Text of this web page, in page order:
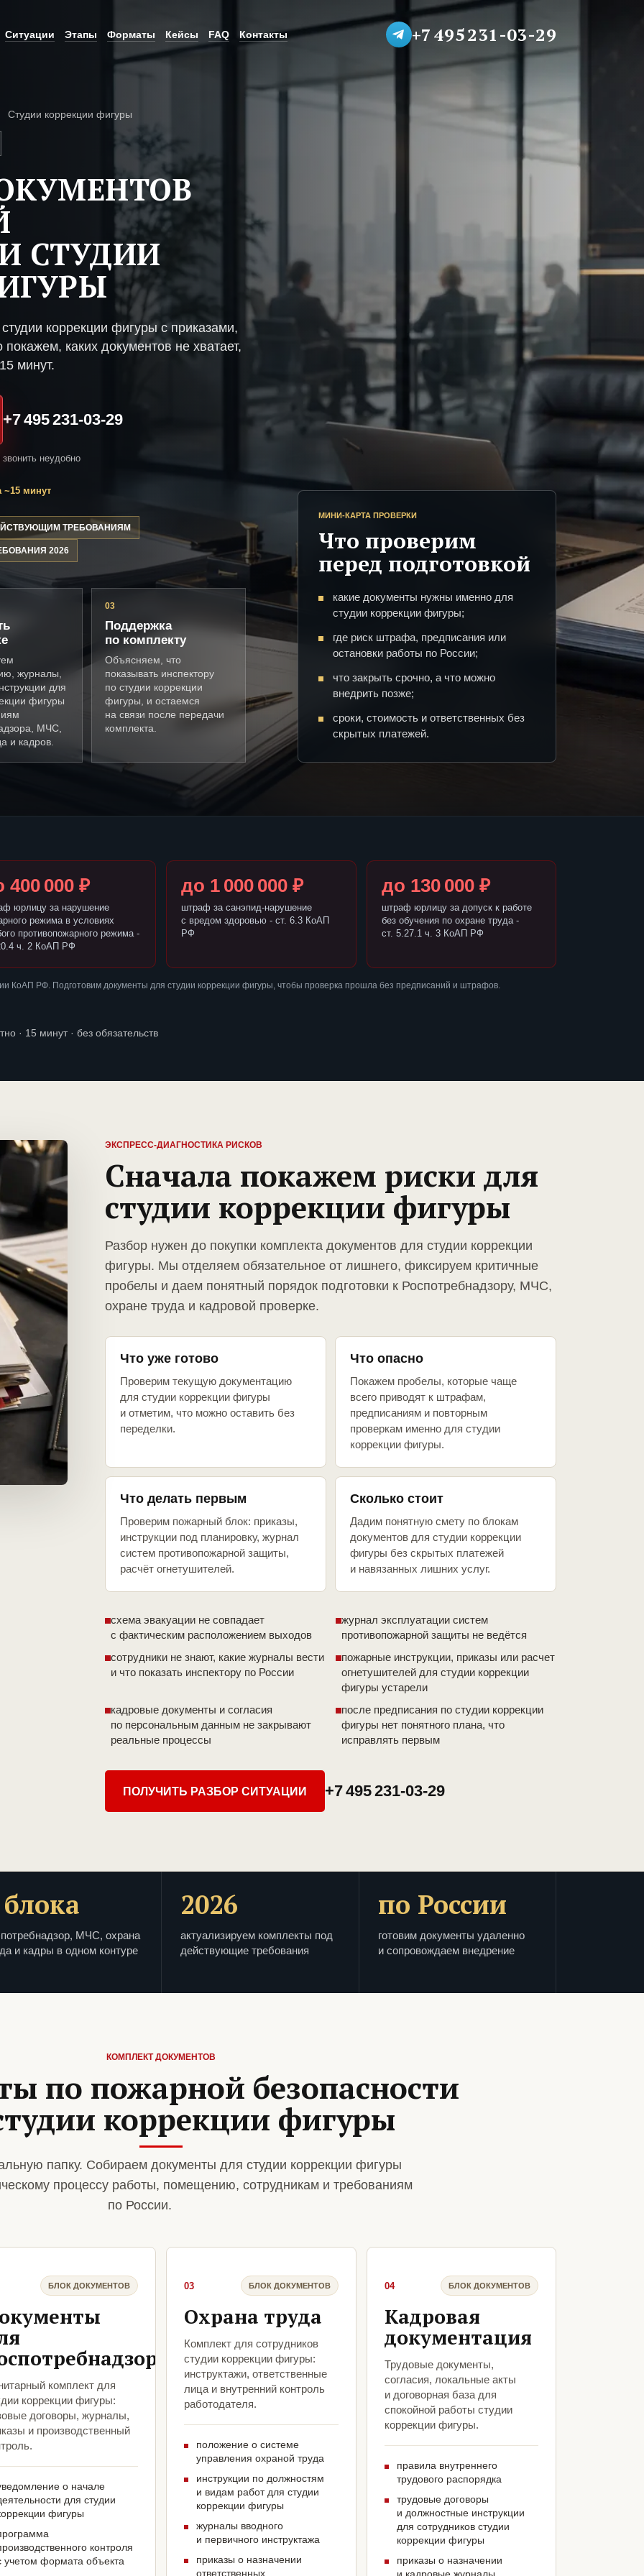
Ситуации Этапы Форматы Кейсы FAQ Контакты +7 495 231-03-29
Студии коррекции фигуры
СТУДИИ
коррекции фигуры с приказами,
каких документов не хватает,
минут.
+7 495 231-03-29
неудобно
~15 минут
ТРЕБОВАНИЯМ
2026
журналы,
для
фигуры
МЧС,
и кадров.
03
Поддержка
по комплекту
Объясняем, что
показывать инспектору
по студии коррекции
фигуры, и остаемся
на связи после передачи
комплекта.
МИНИ-КАРТА ПРОВЕРКИ
Что проверим
перед подготовкой
какие документы нужны именно для
студии коррекции фигуры;
где риск штрафа, предписания или
остановки работы по России;
что закрыть срочно, а что можно
внедрить позже;
сроки, стоимость и ответственных без
скрытых платежей.
400 000 ₽
юрлицу за нарушение
режима в условиях
противопожарного режима -
ч. 2 КоАП РФ
до 1 000 000 ₽
штраф за санэпид-нарушение
с вредом здоровью - ст. 6.3 КоАП
РФ
до 130 000 ₽
штраф юрлицу за допуск к работе
без обучения по охране труда -
ст. 5.27.1 ч. 3 КоАП РФ
КоАП РФ. Подготовим документы для студии коррекции фигуры, чтобы проверка прошла без предписаний и штрафов.
· 15 минут · без обязательств
ЭКСПРЕСС-ДИАГНОСТИКА РИСКОВ
Сначала покажем риски для
студии коррекции фигуры
Разбор нужен до покупки комплекта документов для студии коррекции
фигуры. Мы отделяем обязательное от лишнего, фиксируем критичные
пробелы и даем понятный порядок подготовки к Роспотребнадзору, МЧС,
охране труда и кадровой проверке.
Что уже готово
Проверим текущую документацию
для студии коррекции фигуры
и отметим, что можно оставить без
переделки.
Что опасно
Покажем пробелы, которые чаще
всего приводят к штрафам,
предписаниям и повторным
проверкам именно для студии
коррекции фигуры.
Что делать первым
Проверим пожарный блок: приказы,
инструкции под планировку, журнал
систем противопожарной защиты,
расчёт огнетушителей.
Сколько стоит
Дадим понятную смету по блокам
документов для студии коррекции
фигуры без скрытых платежей
и навязанных лишних услуг.
схема эвакуации не совпадает
с фактическим расположением выходов
журнал эксплуатации систем
противопожарной защиты не ведётся
сотрудники не знают, какие журналы вести
и что показать инспектору по России
пожарные инструкции, приказы или расчет
огнетушителей для студии коррекции
фигуры устарели
кадровые документы и согласия
по персональным данным не закрывают
реальные процессы
после предписания по студии коррекции
фигуры нет понятного плана, что
исправлять первым
ПОЛУЧИТЬ РАЗБОР СИТУАЦИИ +7 495 231-03-29
МЧС, охрана
и кадры в одном контуре
2026
актуализируем комплекты под
действующие требования
по России
готовим документы удаленно
и сопровождаем внедрение
КОМПЛЕКТ ДОКУМЕНТОВ
по пожарной безопасности
коррекции фигуры
папку. Собираем документы для студии коррекции фигуры
процессу работы, помещению, сотрудникам и требованиям
по России.
БЛОК ДОКУМЕНТОВ
комплект для
коррекции фигуры:
договоры, журналы,
и производственный
о начале
для студии
фигуры
контроля
учетом формата объекта
03 БЛОК ДОКУМЕНТОВ
Охрана труда
Комплект для сотрудников
студии коррекции фигуры:
инструктажи, ответственные
лица и внутренний контроль
работодателя.
положение о системе
управления охраной труда
инструкции по должностям
и видам работ для студии
коррекции фигуры
журналы вводного
и первичного инструктажа
приказы о назначении
ответственных
04 БЛОК ДОКУМЕНТОВ
Кадровая
документация
Трудовые документы,
согласия, локальные акты
и договорная база для
спокойной работы студии
коррекции фигуры.
правила внутреннего
трудового распорядка
трудовые договоры
и должностные инструкции
для сотрудников студии
коррекции фигуры
приказы о назначении